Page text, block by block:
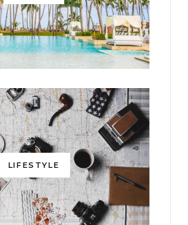
LIFESTYLE